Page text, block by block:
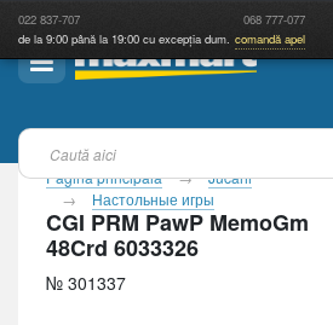
022 837-707 068 777-077
de la 9:00 până la 19:00 cu excepția dum. comandă apel
Pagina principală
Jucării
Настольные игры
CGI PRM PawP MemoGm
48Crd 6033326
№ 301337